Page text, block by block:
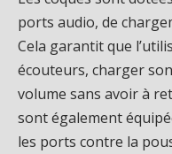
ports audio, de
Cela garantit que
écouteurs, charger
volume sans avoir à
sont également
les ports contre la